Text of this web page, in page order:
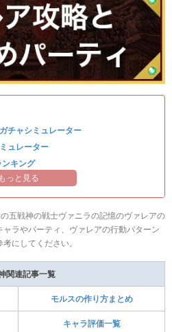
チャシミュレーター
ュレーター
ンキング
め
もっと見る
五戦神の戦士ヴァニラの記憶のヴァレアの
ラやパーティ、ヴァレアの行動パターン
にしてください。
関連記事一覧
モルスの作り方まとめ
キャラ評価一覧